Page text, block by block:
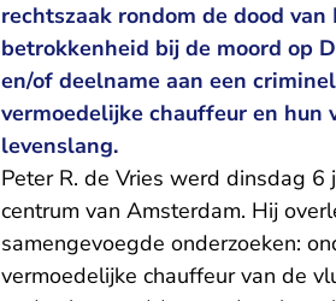
rechtszaak rondom de dood
betrokkenheid bij de moord op
en/of deelname aan een
vermoedelijke chauffeur en
levenslang.
Peter R. de Vries werd dinsdag
centrum van Amsterdam. Hij
samengevoegde onderzoeken:
vermoedelijke chauffeur van de